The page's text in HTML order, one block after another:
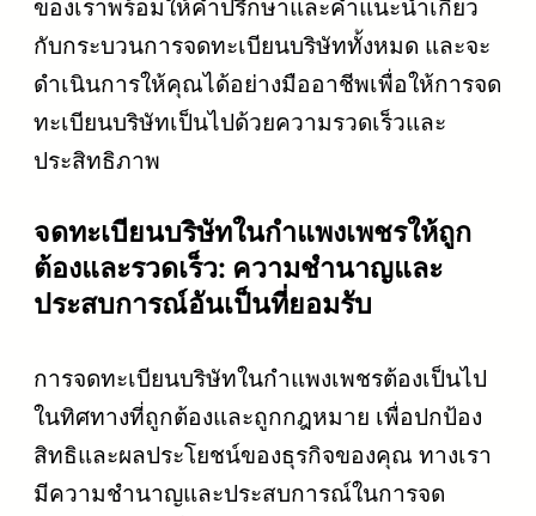
ของเราพร้อมให้คำปรึกษาและคำแนะนำเกี่ยว
กับกระบวนการจดทะเบียนบริษัททั้งหมด และจะ
ดำเนินการให้คุณได้อย่างมืออาชีพเพื่อให้การจด
ทะเบียนบริษัทเป็นไปด้วยความรวดเร็วและ
ประสิทธิภาพ
จดทะเบียนบริษัทในกำแพงเพชรให้ถูก
ต้องและรวดเร็ว: ความชำนาญและ
ประสบการณ์อันเป็นที่ยอมรับ
การจดทะเบียนบริษัทในกำแพงเพชรต้องเป็นไป
ในทิศทางที่ถูกต้องและถูกกฎหมาย เพื่อปกป้อง
สิทธิและผลประโยชน์ของธุรกิจของคุณ ทางเรา
มีความชำนาญและประสบการณ์ในการจด